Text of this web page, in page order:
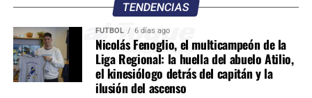
TENDENCIAS
FÚTBOL 6 días ago
Nicolás Fenoglio, el multicampeón de la
Liga Regional: la huella del abuelo Atilio,
el kinesiólogo detrás del capitán y la
ilusión del ascenso